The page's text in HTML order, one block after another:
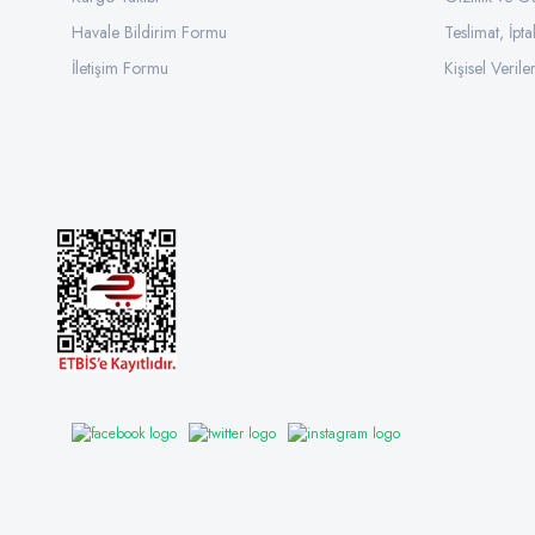
Havale Bildirim Formu
İletişim Formu
Teslimat,
Kişisel